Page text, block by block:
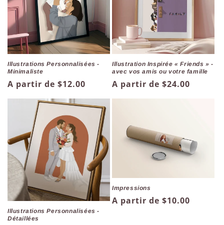
t
i
o
n
:
Illustrations Personnalisées -
Minimaliste
Prix
habituel
A partir de $12.00
Illustration Inspirée « Friends » -
avec vos amis ou votre famille
Prix
habituel
A partir de $24.00
Illustrations Personnalisées -
Détaillées
Impressions
Prix
A partir de $10.00